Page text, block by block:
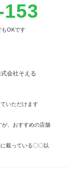
もOKです
会社そえる
いただけます
が、おすすめの店舗
載っている〇〇以